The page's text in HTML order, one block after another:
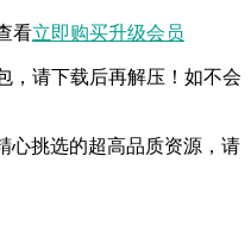
看立即购买升级会员
，请下载后再解压！如不会
心挑选的超高品质资源，请